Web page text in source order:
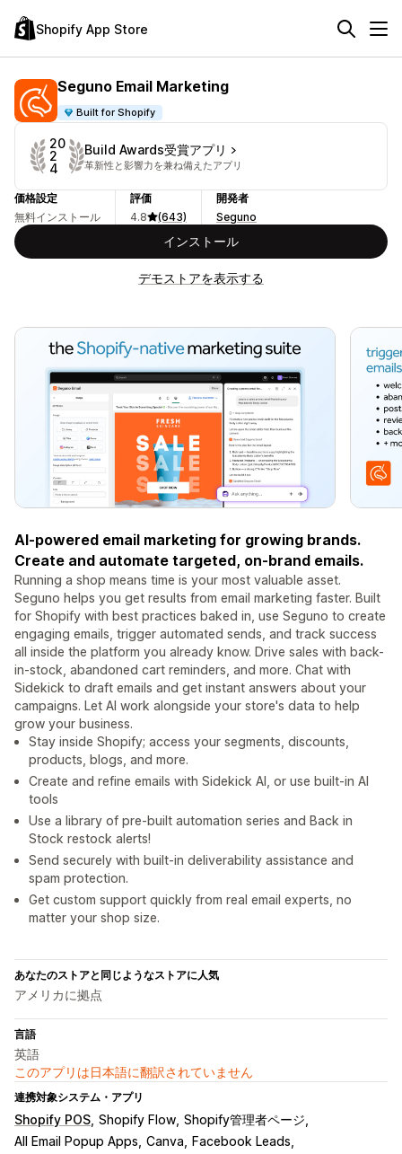
Shopify App Store
Seguno Email Marketing
Built for Shopify
20
2
4
Build Awards受賞アプリ
革新性と影響力を兼ね備えたアプリ
価格設定
無料インストール
評価
4.8
(643)
開発者
Seguno
インストール
デモストアを表示する
AI-powered email marketing for growing brands.
Create and automate targeted, on‑brand emails.
Running a shop means time is your most valuable asset.
Seguno helps you get results from email marketing faster. Built
for Shopify with best practices baked in, use Seguno to create
engaging emails, trigger automated sends, and track success
all inside the platform you already know. Drive sales with back-
in-stock, abandoned cart reminders, and more. Chat with
Sidekick to draft emails and get instant answers about your
campaigns. Let AI work alongside your store's data to help
grow your business.
Stay inside Shopify; access your segments, discounts,
products, blogs, and more.
Create and refine emails with Sidekick AI, or use built-in AI
tools
Use a library of pre-built automation series and Back in
Stock restock alerts!
Send securely with built-in deliverability assistance and
spam protection.
Get custom support quickly from real email experts, no
matter your shop size.
あなたのストアと同じようなストアに人気
アメリカに拠点
言語
英語
このアプリは日本語に翻訳されていません
連携対象システム・アプリ
Shopify POS Shopify Flow Shopify管理者ページ
All Email Popup Apps Canva
Facebook Leads